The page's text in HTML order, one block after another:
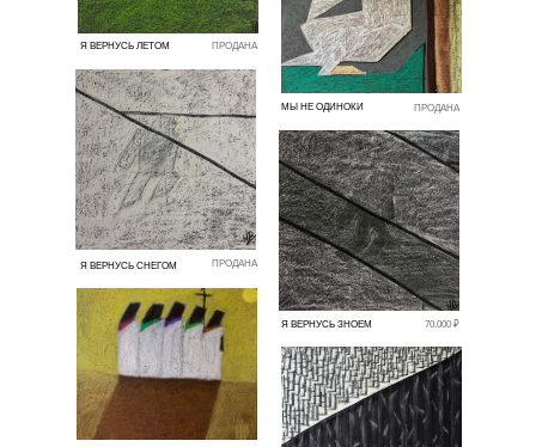
ПРОДАНА
МЫ НЕ ОДИНОКИ
Я ВЕРНУСЬ ЛЕТОМ ПРОДАНА
ПРОДАНА
Я ВЕРНУСЬ ЗНОЕМ 70.000 ₽
Я ВЕРНУСЬ СНЕГОМ